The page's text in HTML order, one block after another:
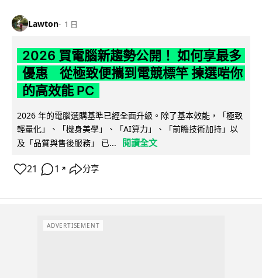
Lawton 1 日
2026 買電腦新趨勢公開！ 如何享最多
優惠 從極致便攜到電競標竿 揀選啱你
的高效能 PC
2026 年的電腦選購基準已經全面升級。除了基本效能，「極致
輕量化」、「機身美學」、「AI算力」、「前瞻技術加持」以
及「品質與售後服務」 已...
閱讀全文
21 1 ↗ 分享
ADVERTISEMENT